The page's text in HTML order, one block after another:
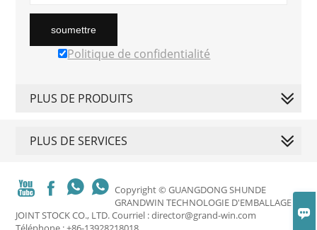

soumettre
Politique de confidentialité
PLUS DE PRODUITS
PLUS DE SERVICES
    Copyright © GUANGDONG SHUNDE
GRANDWIN TECHNOLOGIE D'EMBALLAGE
JOINT STOCK CO., LTD. Courriel : director@grand-win.com